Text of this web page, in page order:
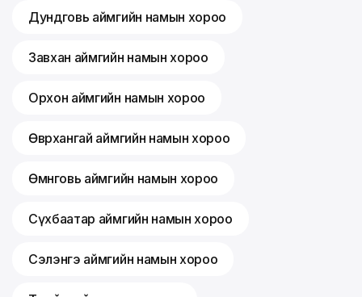
Дундговь аймгийн намын хороо
Завхан аймгийн намын хороо
Орхон аймгийн намын хороо
Өвөрхангай аймгийн намын хороо
Өмнөговь аймгийн намын хороо
Сүхбаатар аймгийн намын хороо
Сэлэнгэ аймгийн намын хороо